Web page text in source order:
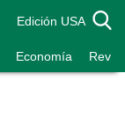
Edición USA
Economía